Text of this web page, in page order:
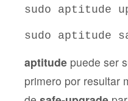
sudo aptitude
sudo aptitude
aptitude puede ser
primero por resultar